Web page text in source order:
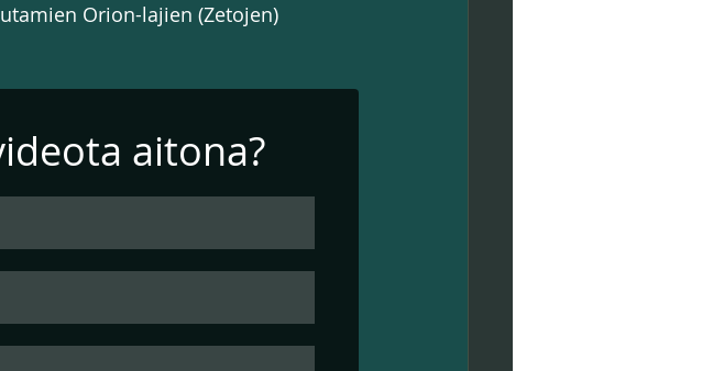
Orion-lajien (Zetojen)
aitona?